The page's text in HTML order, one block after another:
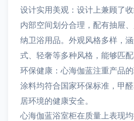
设计实用美观：设计上兼顾了收
内部空间划分合理，配有抽屉
纳卫浴用品。外观风格多样，
式、轻奢等多种风格，能够匹配
环保健康：心海伽蓝注重产品
涂料均符合国家环保标准，甲
居环境的健康安全。
心海伽蓝浴室柜在质量上表现